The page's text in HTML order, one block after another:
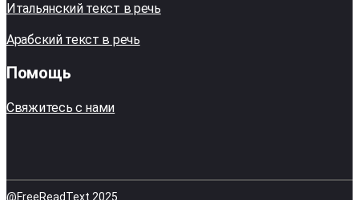
Итальянский текст в речь
Арабский текст в речь
Помощь
Свяжитесь с нами
@FreeReadText 2025